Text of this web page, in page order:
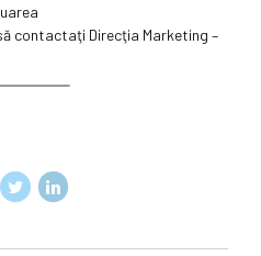
contactaţi Direcţia Marketing –